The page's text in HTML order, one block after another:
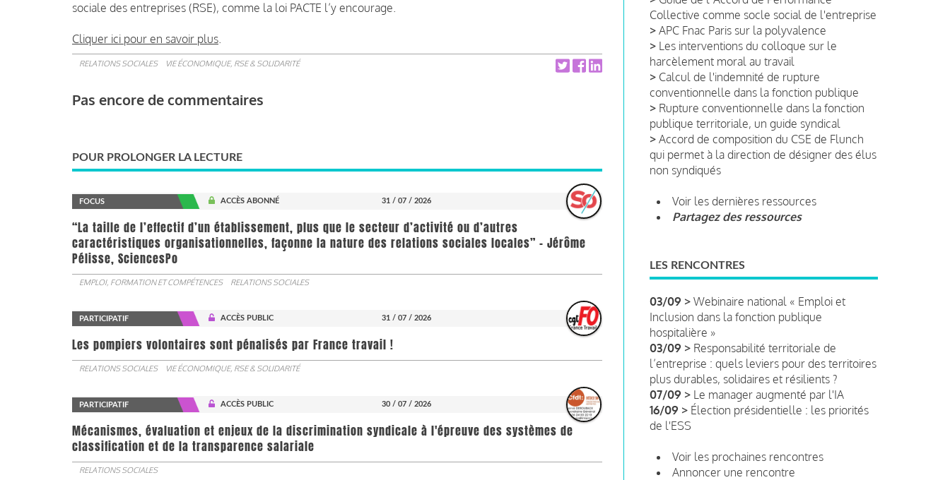
sociale des entreprises (RSE), comme la loi PACTE l’y encourage.
Cliquer ici pour en savoir plus
RELATIONS SOCIALES VIE ÉCONOMIQUE, RSE & SOLIDARITÉ
Pas encore de commentaires
POUR PROLONGER LA LECTURE
FOCUS ACCÈS ABONNÉ 31 / 07 / 2026
“La taille de l’effectif d’un établissement, plus que le secteur d’activité ou d’autres
caractéristiques organisationnelles, façonne la nature des relations sociales locales” - Jérôme
Pélisse, SciencesPo
EMPLOI, FORMATION ET COMPÉTENCES RELATIONS SOCIALES
PARTICIPATIF ACCÈS PUBLIC 31 / 07 / 2026
Les pompiers volontaires sont pénalisés par France travail !
RELATIONS SOCIALES VIE ÉCONOMIQUE, RSE & SOLIDARITÉ
PARTICIPATIF ACCÈS PUBLIC 30 / 07 / 2026
Mécanismes, évaluation et enjeux de la discrimination syndicale à l'épreuve des systèmes de
classification et de la transparence salariale
RELATIONS SOCIALES
Collective comme socle social de l'entreprise
> APC Fnac Paris sur la polyvalence
> Les interventions du colloque sur le
harcèlement moral au travail
> Calcul de l'indemnité de rupture
conventionnelle dans la fonction publique
> Rupture conventionnelle dans la fonction
publique territoriale, un guide syndical
> Accord de composition du CSE de Flunch
qui permet à la direction de désigner des élus
non syndiqués
Voir les dernières ressources
Partagez des ressources
LES RENCONTRES
03/09 > Webinaire national « Emploi et
Inclusion dans la fonction publique
hospitalière »
03/09 > Responsabilité territoriale de
l’entreprise : quels leviers pour des territoires
plus durables, solidaires et résilients ?
07/09 > Le manager augmenté par l'IA
16/09 > Élection présidentielle : les priorités
de l'ESS
Voir les prochaines rencontres
Annoncer une rencontre